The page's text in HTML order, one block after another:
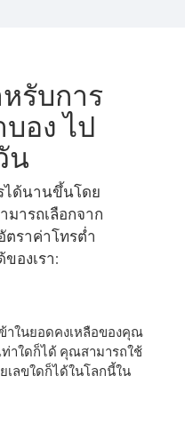
รับการ
อง ไป
น
ได้นานขึ้นโดย
มารถเลือกจาก
ตราค่าโทรต่ำ
องเรา:
ข้าในยอดคงเหลือของคุณ
าใดก็ได้ คุณสามารถใช้
เลขใดก็ได้ในโลกนี้ใน